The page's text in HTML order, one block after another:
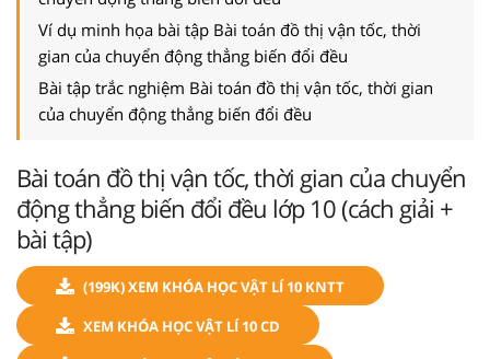
Ví dụ minh họa bài tập Bài toán đồ thị vận tốc, thời
gian của chuyển động thẳng biến đổi đều
Bài tập trắc nghiệm Bài toán đồ thị vận tốc, thời gian
của chuyển động thẳng biến đổi đều
Bài toán đồ thị vận tốc, thời gian của chuyển
động thẳng biến đổi đều lớp 10 (cách giải +
bài tập)
(199K) XEM KHÓA HỌC VẬT LÍ 10 KNTT
XEM KHÓA HỌC VẬT LÍ 10 CD